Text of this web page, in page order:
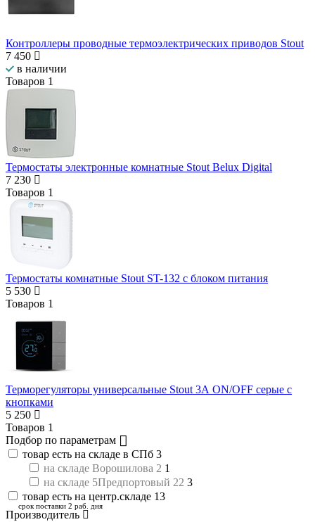
Контроллеры проводные термоэлектрических приводов Stout
7 450
в наличии
Товаров 1
Термостаты электронные комнатные Stout Belux Digital
7 230
Товаров 1
Термостаты комнатные Stout ST-132 с блоком питания
5 530
Товаров 1
Терморегуляторы универсальные Stout 3А ON/OFF серые с
кнопками
5 250
Товаров 1
Подбор по параметрам
товар есть на складе в СПб 3
на складе Ворошилова 2 1
на складе 5Предпортовый 22 3
товар есть на центр.складе 13
срок поставки 2 раб. дня
Производитель